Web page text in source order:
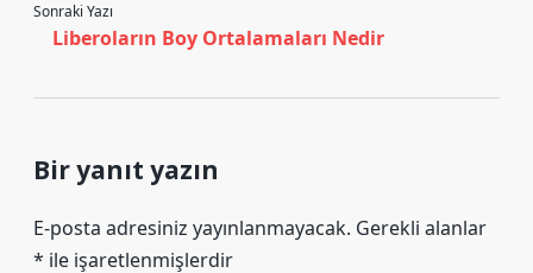
Sonraki Yazı
Liberoların Boy Ortalamaları Nedir
Bir yanıt yazın
E-posta adresiniz yayınlanmayacak. Gerekli alanlar
* ile işaretlenmişlerdir